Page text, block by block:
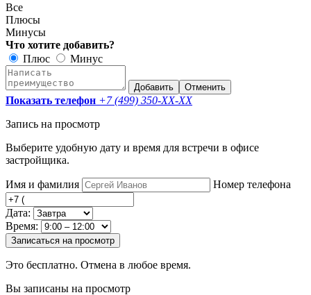
Все
Плюсы
Минусы
Что хотите добавить?
Плюс
Минус
Добавить Отменить
Показать телефон +7 (499) 350-XX-XX
Запись на просмотр
Выберите удобную дату и время для встречи в офисе
застройщика.
Имя и фамилия Номер телефона
Дата:
Время:
Записаться на просмотр
Это бесплатно. Отмена в любое время.
Вы записаны на просмотр